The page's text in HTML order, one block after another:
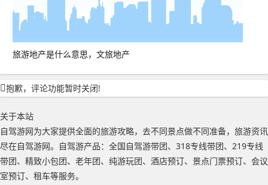
旅游地产是什么意思，文旅地产
抱歉，评论功能暂时关闭!
关于本站
自驾游网为大家提供全面的旅游攻略，去不同景点做不同准备，旅游资讯
尽在自驾游网。自驾游产品：全国自驾游带团、318专线带团、219专线
带团、精致小包团、老年团、纯游玩团、酒店预订、景点门票预订、会议
室预订、租车等服务。